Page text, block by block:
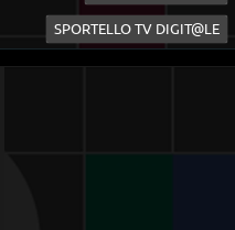
SPORTELLO TV DIGIT@LE